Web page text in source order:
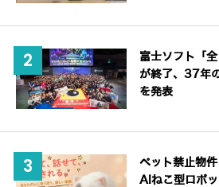
富士ソフト「
が終了、37年
を発表
ペット禁止物
AIねこ型ロボ